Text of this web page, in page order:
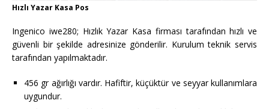
Hızlı Yazar Kasa Pos
Ingenico iwe280; Hızlık Yazar Kasa firması tarafından hızlı ve
güvenli bir şekilde adresinize gönderilir. Kurulum teknik servis
tarafından yapılmaktadır.
456 gr ağırlığı vardır. Hafiftir, küçüktür ve seyyar kullanımlara
uygundur.